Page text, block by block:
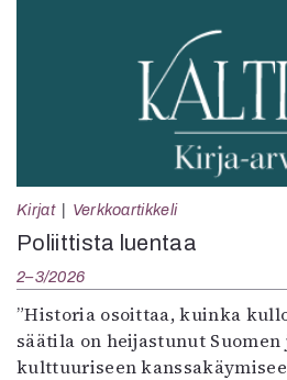
Kirjat Verkkoartikkeli
Poliittista luentaa
2–3/2026
”Historia osoittaa, kuinka
säätila on heijastunut
kulttuuriseen